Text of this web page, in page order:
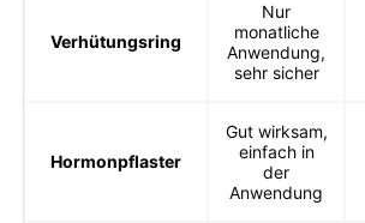
Verhütungsring
Nur
monatliche
Anwendung,
sehr sicher
Hormonpflaster
Gut wirksam,
einfach in
der
Anwendung